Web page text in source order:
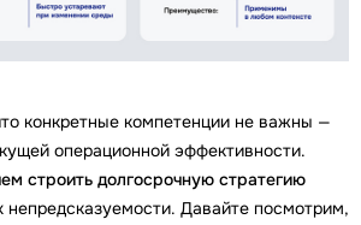
конкретные компетенции не важны —
операционной эффективности.
строить долгосрочную стратегию
непредсказуемости. Давайте посмотрим,